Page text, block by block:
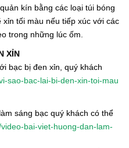
kín bằng các loại túi bóng
tối màu nếu tiếp xúc với các
trong những lúc ốm.
XỈN
bạc bị đen xỉn, quý khách
sao-bac-lai-bi-den-xin-toi-mau
sáng bạc quý khách có thể
bai-viet-huong-dan-lam-